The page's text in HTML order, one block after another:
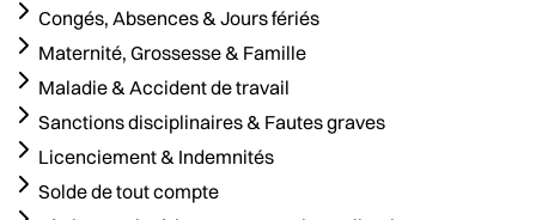
Congés, Absences & Jours fériés
Maternité, Grossesse & Famille
Maladie & Accident de travail
Sanctions disciplinaires & Fautes graves
Licenciement & Indemnités
Solde de tout compte